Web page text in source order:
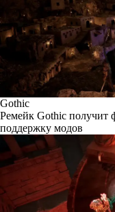
Gothic
Ремейк Gothic получит
поддержку модов